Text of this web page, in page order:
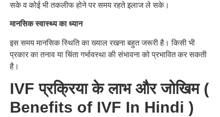
सके व कोई भी तकलीफ होने पर समय रहते इलाज ले सके।
मानसिक स्वास्थ्य का ध्यान
इस समय मानसिक स्थिति का ख्याल रखना बहुत जरूरी है। किसी भी
प्रकार का तनाव या चिंता गर्भावस्था की संभावना को प्रभावित कर सकती
है।
IVF प्रक्रिया के लाभ और जोखिम (
Benefits of IVF In Hindi )